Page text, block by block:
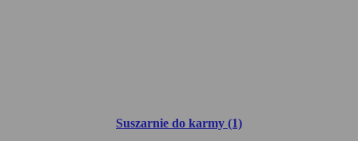
Suszarnie do karmy (1)